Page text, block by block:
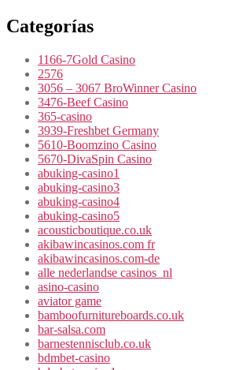
Categorías
1166-7Gold Casino
2576
3056 – 3067 BroWinner Casino
3476-Beef Casino
365-casino
3939-Freshbet Germany
5610-Boomzino Casino
5670-DivaSpin Casino
abuking-casino1
abuking-casino3
abuking-casino4
abuking-casino5
acousticboutique.co.uk
akibawincasinos.com fr
akibawincasinos.com-de
alle nederlandse casinos_nl
asino-casino
aviator game
bamboofurnitureboards.co.uk
bar-salsa.com
barnestennisclub.co.uk
bdmbet-casino